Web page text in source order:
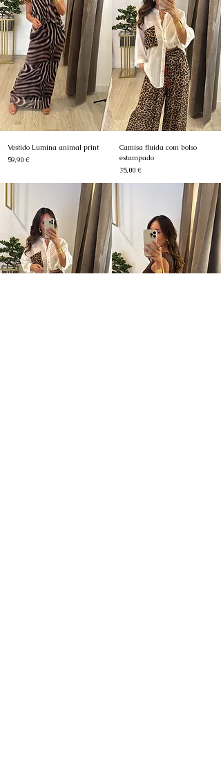
Vestido Lumina animal print
Preço
59,90 €
Camisa fluida com bolso
estampado
Preço
35,00 €